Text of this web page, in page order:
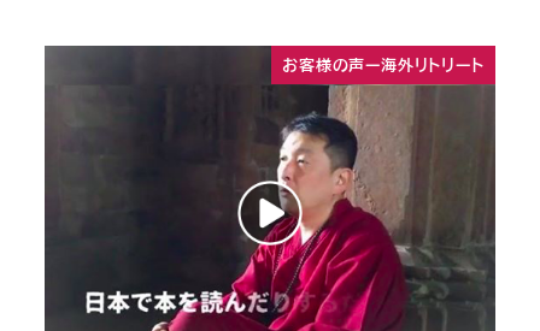
お客様の声ー海外リトリート